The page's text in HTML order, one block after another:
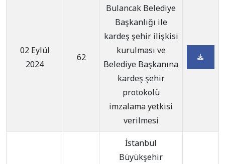
02 Eylül
2024
62
Bulancak Belediye
Başkanlığı ile
kardeş şehir ilişkisi
kurulması ve
Belediye Başkanına
kardeş şehir
protokolü
imzalama yetkisi
verilmesi
İstanbul
Büyükşehir